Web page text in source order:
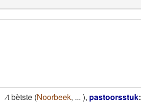
⁄t bètste (Noorbeek, ... ), pastoorsstuk: